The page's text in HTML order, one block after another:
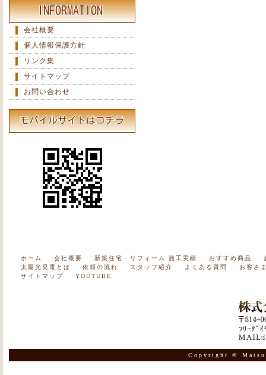
会社概要
個人情報保護方針
リンク集
サイトマップ
お問い合わせ
ホーム 会社概要 新築住宅・リフォーム 施工実績 おすすめ商品
太陽光発電とは
依頼の流れ スタッフ紹介 よくある質問
お客さ
サイトマップ
YOUTUBE
Copyright ©